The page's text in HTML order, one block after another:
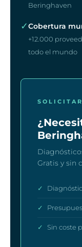
Beringhaven
✓Cobertura
+12.000
todo el mundo
Gratis y sin
✓
✓
✓ Sin coste